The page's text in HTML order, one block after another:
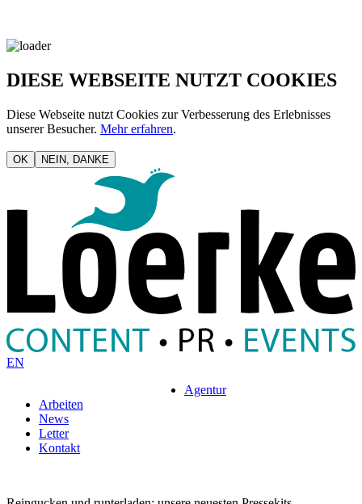
DIESE WEBSEITE NUTZT COOKIES
Diese Webseite nutzt Cookies zur Verbesserung des Erlebnisses
unserer Besucher. Mehr erfahren.
OK NEIN, DANKE
EN
Agentur
Arbeiten
News
Letter
Kontakt